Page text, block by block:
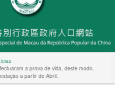
a prova de vida, deste modo,
a partir de Abril.